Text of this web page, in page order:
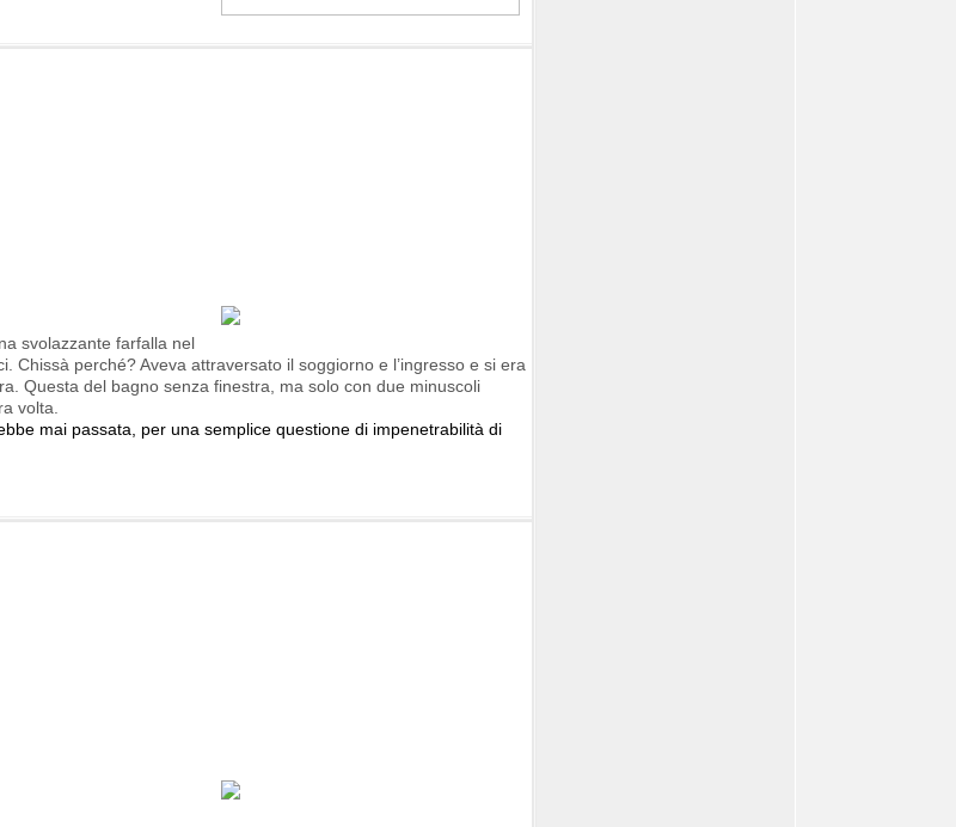
svolazzante farfalla nel
perché? Aveva attraversato il soggiorno e l’ingresso e si era
Questa del bagno senza finestra, ma solo con due minuscoli
volta.
mai passata, per una semplice questione di impenetrabilità di